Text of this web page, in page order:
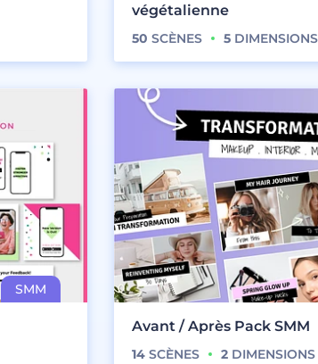
végétalienne
50 SCÈNES 5 DIMENSIONS
Avant / Après Pack SMM
14 SCÈNES 2 DIMENSIONS